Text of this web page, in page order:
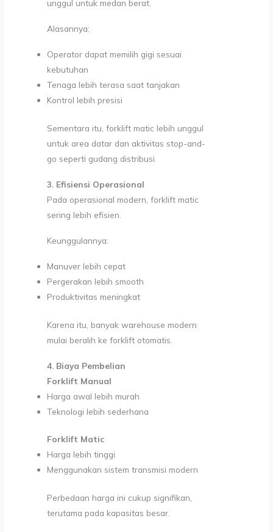
unggul untuk medan berat.
Alasannya:
Operator dapat memilih gigi sesuai
kebutuhan
Tenaga lebih terasa saat tanjakan
Kontrol lebih presisi
Sementara itu, forklift matic lebih unggul
untuk area datar dan aktivitas stop-and-
go seperti gudang distribusi.
3. Efisiensi Operasional
Pada operasional modern, forklift matic
sering lebih efisien.
Keunggulannya:
Manuver lebih cepat
Pergerakan lebih smooth
Produktivitas meningkat
Karena itu, banyak warehouse modern
mulai beralih ke forklift otomatis.
4. Biaya Pembelian
Forklift Manual
Harga awal lebih murah
Teknologi lebih sederhana
Forklift Matic
Harga lebih tinggi
Menggunakan sistem transmisi modern
Perbedaan harga ini cukup signifikan,
terutama pada kapasitas besar.